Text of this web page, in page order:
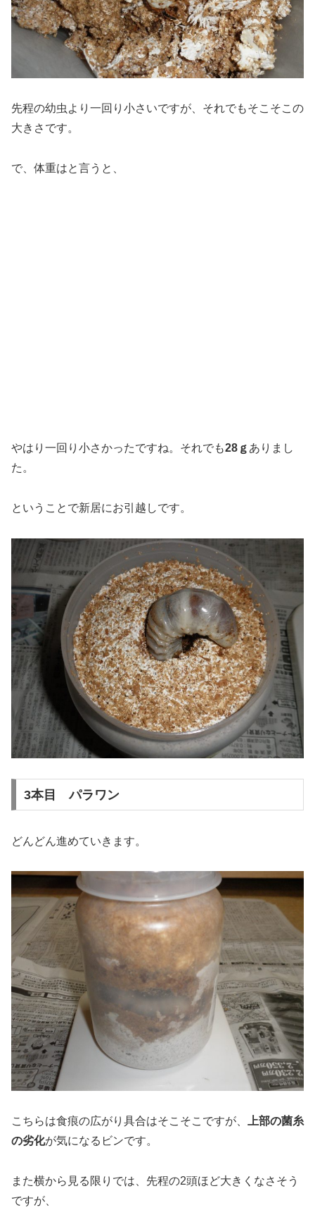
先程の幼虫より一回り小さいですが、それでもそこそこの
大きさです。
で、体重はと言うと、
やはり一回り小さかったですね。それでも28ｇ ありまし
た。
ということで新居にお引越しです。
3本目 パラワン
どんどん進めていきます。
こちらは食痕の広がり具合はそこそこですが、
上部の菌糸
の劣化が気になるビンです。
また横から見る限りでは、先程の2頭ほど大きくなさそう
ですが、